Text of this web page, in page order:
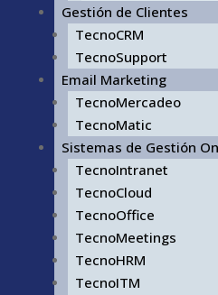
Gestión de Clientes
TecnoCRM
TecnoSupport
Email Marketing
TecnoMercadeo
TecnoMatic
Sistemas de Gestión
TecnoIntranet
TecnoCloud
TecnoOffice
TecnoMeetings
TecnoHRM
TecnoITM